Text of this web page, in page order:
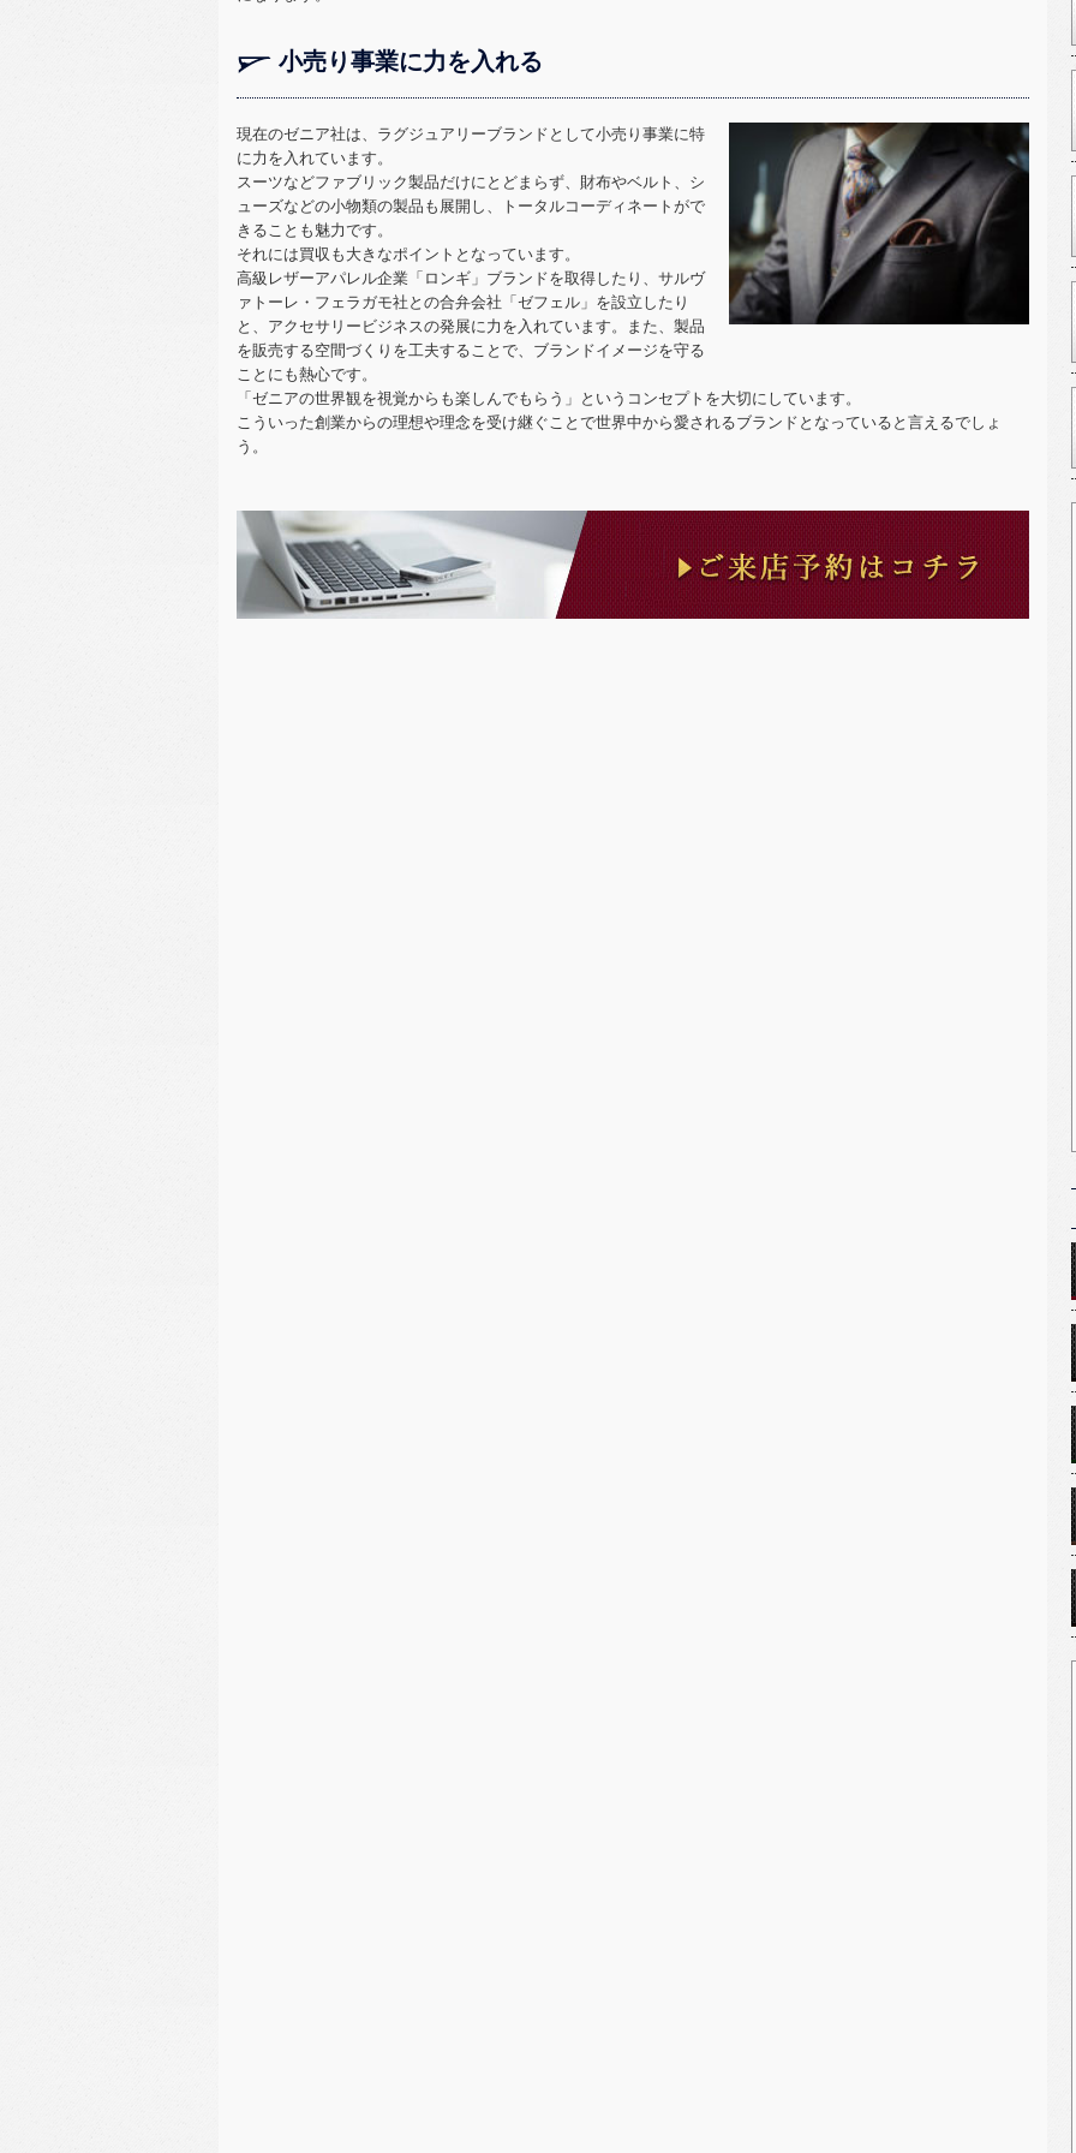
小売り事業に力を入れる
現在のゼニア社は、ラグジュアリーブランドとして小売り事業に特
に力を入れています。
スーツなどファブリック製品だけにとどまらず、財布やベルト、シ
ューズなどの小物類の製品も展開し、トータルコーディネートがで
きることも魅力です。
それには買収も大きなポイントとなっています。
高級レザーアパレル企業「ロンギ」ブランドを取得したり、サルヴ
ァトーレ・フェラガモ社との合弁会社「ゼフェル」を設立したり
と、アクセサリービジネスの発展に力を入れています。また、製品
を販売する空間づくりを工夫することで、ブランドイメージを守る
ことにも熱心です。
「ゼニアの世界観を視覚からも楽しんでもらう」というコンセプトを大切にしています。
こういった創業からの理想や理念を受け継ぐことで世界中から愛されるブランドとなっていると言えるでしょ
う。